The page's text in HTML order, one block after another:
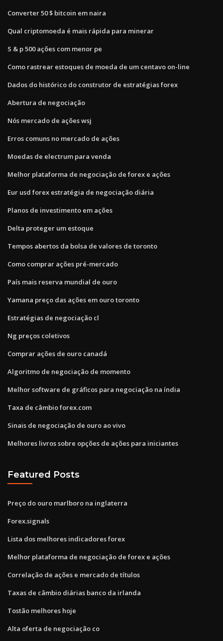
Converter 50 $ bitcoin em naira
Qual criptomoeda é mais rápida para minerar
S & p 500 ações com menor pe
Como rastrear estoques de moeda de um centavo on-line
Dados do histórico do construtor de estratégias forex
Abertura de negociação
Nós mercado de ações wsj
Erros comuns no mercado de ações
Moedas de electrum para venda
Melhor plataforma de negociação de forex e ações
Eur usd forex estratégia de negociação diária
Planos de investimento em ações
Delta proteger um estoque
Tempos abertos da bolsa de valores de toronto
Como comprar ações pré-mercado
País mais reserva mundial de ouro
Yamana preço das ações em ouro toronto
Estratégias de negociação cl
Ng preços coletivos
Comprar ações de ouro canadá
Algoritmo de negociação de momento
Melhor software de gráficos para negociação na índia
Taxa de câmbio forex.com
Sinais de negociação de ouro ao vivo
Melhores livros sobre opções de ações para iniciantes
Featured Posts
Preço do ouro marlboro na inglaterra
Forex.signals
Lista dos melhores indicadores forex
Melhor plataforma de negociação de forex e ações
Correlação de ações e mercado de títulos
Taxas de câmbio diárias banco da irlanda
Tostão melhores hoje
Alta oferta de negociação co